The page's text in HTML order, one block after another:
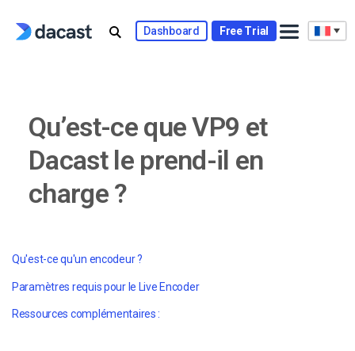
Dashboard Free Trial
Qu’est-ce que VP9 et
Dacast le prend-il en
charge ?
Qu'est-ce qu'un encodeur ?
Paramètres requis pour le Live Encoder
Ressources complémentaires :